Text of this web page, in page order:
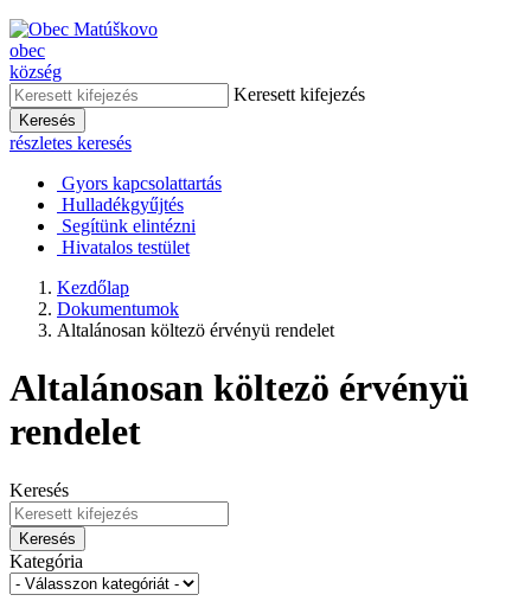
obec
község
Keresett kifejezés
Keresés
részletes keresés
Gyors kapcsolattartás
Hulladékgyűjtés
Segítünk elintézni
Hivatalos testület
Kezdőlap
Dokumentumok
Altalánosan költezö érvényü rendelet
Altalánosan költezö érvényü
rendelet
Keresés
Keresés
Kategória